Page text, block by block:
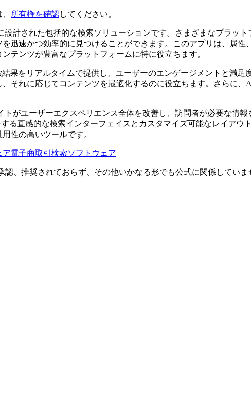
所有権を確認してください。
設計された包括的な検索ソリューションです。さまざまなプラッ
迅速かつ効率的に見つけることができます。このアプリは、属
テンツが豊富なプラットフォームに特に役立ちます。
果をリアルタイムで提供し、ユーザーのエンゲージメントと満
それに応じてコンテンツを最適化するのに役立ちます。さらに、
トがユーザーエクスペリエンス全体を改善し、訪問者が必要な情
る直感的な検索インターフェイスとカスタマイズ可能なレイアウ
性の高いツールです。
ア電子商取引検索ソフトウェア
認、推奨されておらず、その他いかなる形でも公式に関係してい